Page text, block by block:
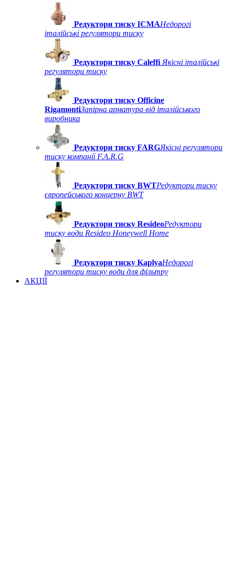
Редуктори тиску ICMAНедорогі
італійські регулятори тиску
Редуктори тиску Caleffi Якісні італійські
регулятори тиску
Редуктори тиску Officine
RigamontiЗапірна арматура від італійського
виробника
Редуктори тиску FARGЯкісні регулятори
тиску компанії F.A.R.G
Редуктори тиску BWTРедуктори тиску
європейського концерну BWT
Редуктори тиску ResideoРедуктори
тиску води Resideo Honeywell Home
Редуктори тиску KaplyaНедорогі
регулятори тиску води для фільтру
АКЦІЇ